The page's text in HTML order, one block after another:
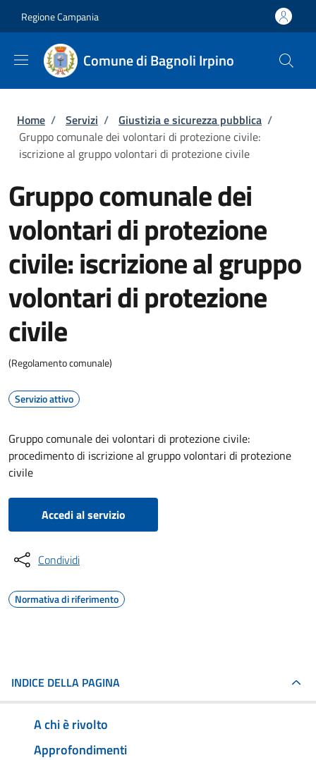
Regione Campania
Comune di Bagnoli Irpino
Briciole di pane
Home / Servizi / Giustizia e sicurezza pubblica /
Gruppo comunale dei volontari di protezione civile:
iscrizione al gruppo volontari di protezione civile
Gruppo comunale dei
volontari di protezione
civile: iscrizione al gruppo
volontari di protezione
civile
(Regolamento comunale)
Servizio attivo
Gruppo comunale dei volontari di protezione civile:
procedimento di iscrizione al gruppo volontari di protezione
civile
Accedi al servizio
Condividi
Normativa di riferimento
INDICE DELLA PAGINA
A chi è rivolto
Approfondimenti